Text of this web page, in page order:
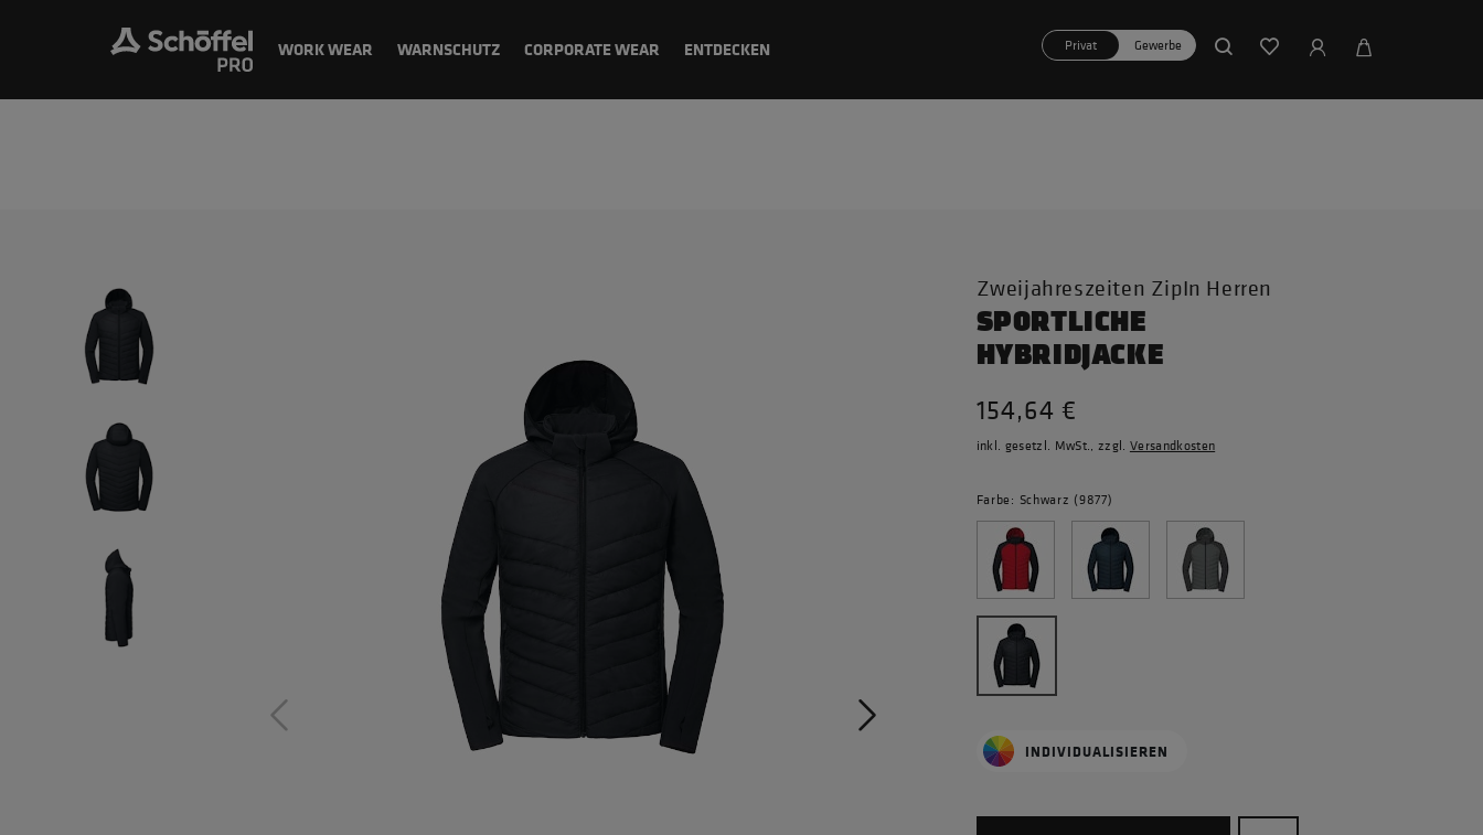
WORK WEAR WARNSCHUTZ CORPORATE WEAR ENTDECKEN Privat Gewerbe
Zweijahreszeiten ZipIn Herren
SPORTLICHE
HYBRIDJACKE
154,64 €
inkl. gesetzl. MwSt., zzgl. Versandkosten
Farbe: Schwarz (9877)
INDIVIDUALISIEREN